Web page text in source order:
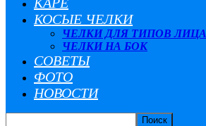
КОСЫЕ ЧЕЛКИ
ЧЕЛКИ ДЛЯ ТИПОВ ЛИЦА
ЧЕЛКИ НА БОК
СОВЕТЫ
ФОТО
НОВОСТИ